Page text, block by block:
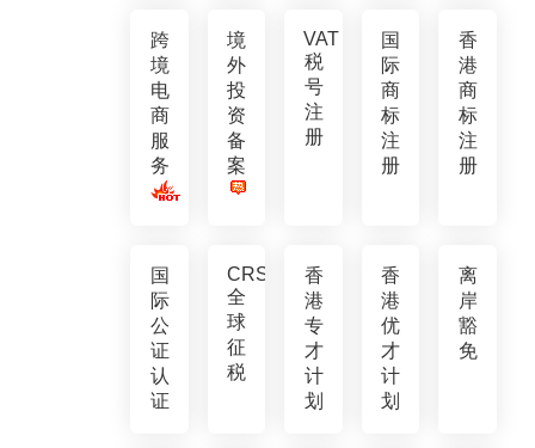
跨
境
电
商
服
务
境
外
投
资
备
案
VAT
税
号
注
册
国
际
商
标
注
册
香
港
商
标
注
册
国
际
公
证
认
证
CRS
全
球
征
税
香
港
专
才
计
划
香
港
优
才
计
划
离
岸
豁
免